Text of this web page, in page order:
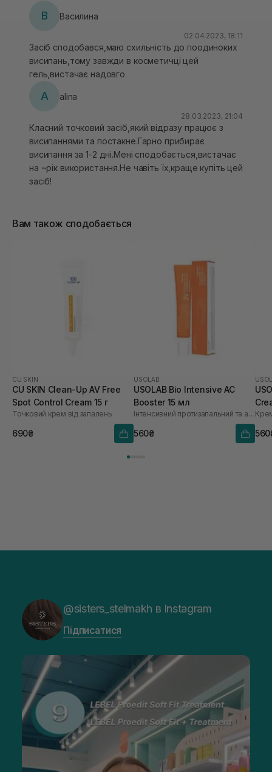
В Василина
02.04.2023, 18:11
Засіб сподобався,маю схильність до поодиноких
висипань,тому завжди в косметичці цей
гель,вистачає надовго
A alina
28.03.2023, 21:04
Класний точковий засіб,який відразу працює з
висипаннями та постакне.Гарно прибирає
висипання за 1-2 дні.Мені сподобається,вистачає
на ~рік використання.Не чавіть їх,краще купіть цей
засіб!
Вам також сподобається
CU SKIN
CU SKIN Clean-Up AV Free
Spot Control Cream 15 г
Точковий крем від запалень
690₴
USOLAB
USOLAB Bio Intensive AC
Booster 15 мл
Інтенсивний протизапальний та антибактеріальний засіб локальної дії
560₴
@sisters_stelmakh в Instagram
Підписатися